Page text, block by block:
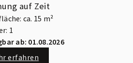
auf Zeit
ca. 15 m²
1
ab: 01.08.2026
erfahren